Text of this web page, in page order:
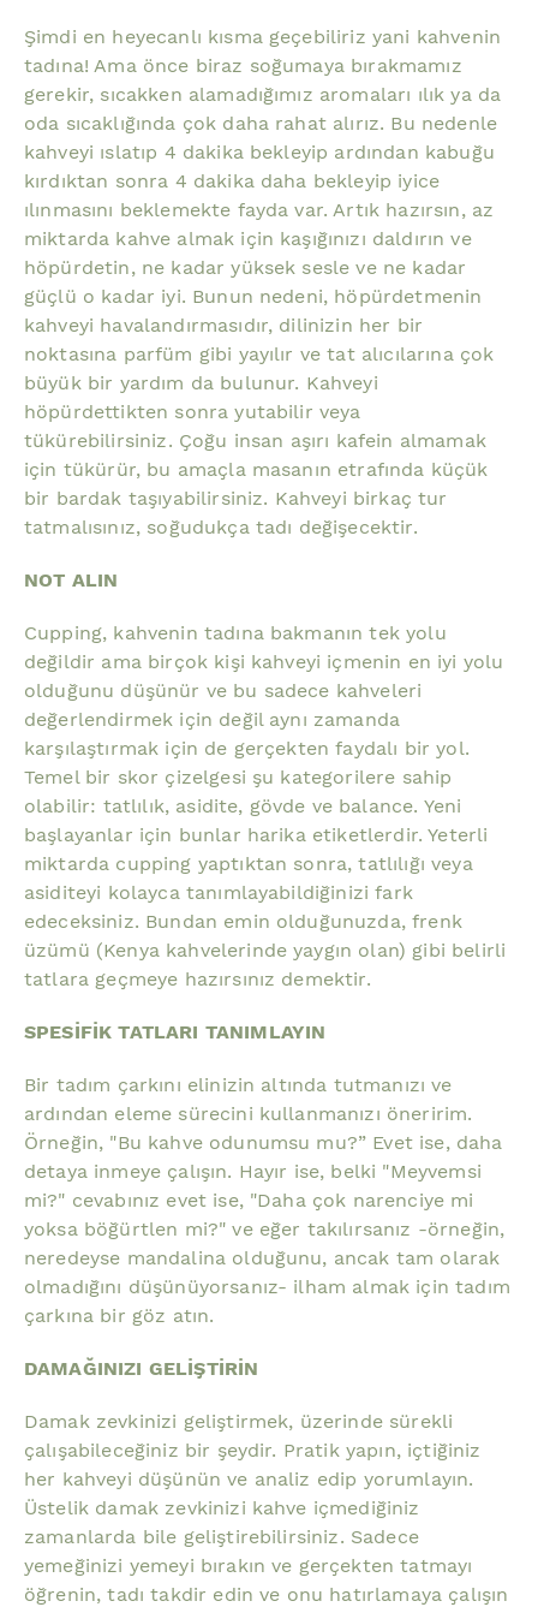
Şimdi en heyecanlı kısma geçebiliriz yani kahvenin
tadına! Ama önce biraz soğumaya bırakmamız
gerekir, sıcakken alamadığımız aromaları ılık ya da
oda sıcaklığında çok daha rahat alırız. Bu nedenle
kahveyi ıslatıp 4 dakika bekleyip ardından kabuğu
kırdıktan sonra 4 dakika daha bekleyip iyice
ılınmasını beklemekte fayda var. Artık hazırsın, az
miktarda kahve almak için kaşığınızı daldırın ve
höpürdetin, ne kadar yüksek sesle ve ne kadar
güçlü o kadar iyi. Bunun nedeni, höpürdetmenin
kahveyi havalandırmasıdır, dilinizin her bir
noktasına parfüm gibi yayılır ve tat alıcılarına çok
büyük bir yardım da bulunur. Kahveyi
höpürdettikten sonra yutabilir veya
tükürebilirsiniz. Çoğu insan aşırı kafein almamak
için tükürür, bu amaçla masanın etrafında küçük
bir bardak taşıyabilirsiniz. Kahveyi birkaç tur
tatmalısınız, soğudukça tadı değişecektir.
NOT ALIN
Cupping, kahvenin tadına bakmanın tek yolu
değildir ama birçok kişi kahveyi içmenin en iyi yolu
olduğunu düşünür ve bu sadece kahveleri
değerlendirmek için değil aynı zamanda
karşılaştırmak için de gerçekten faydalı bir yol.
Temel bir skor çizelgesi şu kategorilere sahip
olabilir: tatlılık, asidite, gövde ve balance. Yeni
başlayanlar için bunlar harika etiketlerdir. Yeterli
miktarda cupping yaptıktan sonra, tatlılığı veya
asiditeyi kolayca tanımlayabildiğinizi fark
edeceksiniz. Bundan emin olduğunuzda, frenk
üzümü (Kenya kahvelerinde yaygın olan) gibi belirli
tatlara geçmeye hazırsınız demektir.
SPESİFİK TATLARI TANIMLAYIN
Bir tadım çarkını elinizin altında tutmanızı ve
ardından eleme sürecini kullanmanızı öneririm.
Örneğin, "Bu kahve odunumsu mu?” Evet ise, daha
detaya inmeye çalışın. Hayır ise, belki "Meyvemsi
mi?" cevabınız evet ise, "Daha çok narenciye mi
yoksa böğürtlen mi?" ve eğer takılırsanız -örneğin,
neredeyse mandalina olduğunu, ancak tam olarak
olmadığını düşünüyorsanız- ilham almak için tadım
çarkına bir göz atın.
DAMAĞINIZI GELİŞTİRİN
Damak zevkinizi geliştirmek, üzerinde sürekli
çalışabileceğiniz bir şeydir. Pratik yapın, içtiğiniz
her kahveyi düşünün ve analiz edip yorumlayın.
Üstelik damak zevkinizi kahve içmediğiniz
zamanlarda bile geliştirebilirsiniz. Sadece
yemeğinizi yemeyi bırakın ve gerçekten tatmayı
öğrenin, tadı takdir edin ve onu hatırlamaya çalışın